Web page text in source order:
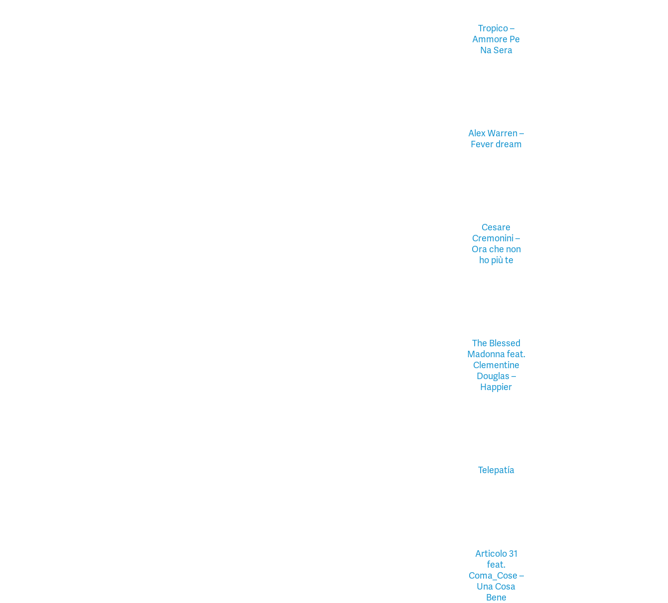
Tropico –
Ammore Pe
Na Sera
Alex Warren –
Fever dream
Cesare
Cremonini –
Ora che non
ho più te
The Blessed
Madonna feat.
Clementine
Douglas –
Happier
Telepatía
Articolo 31
feat.
Coma_Cose –
Una Cosa
Bene